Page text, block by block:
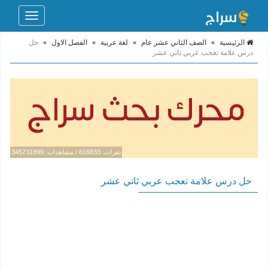
Toggle
الرئيسية » الصف الثاني عشر عام » لغة عربية » الفصل الاول » حل
درس علامة تعجب عربي ثاني عشر
نقرات: 616833 / مشاهدات: 345731899
حل درس علامة تعجب عربي ثاني عشر